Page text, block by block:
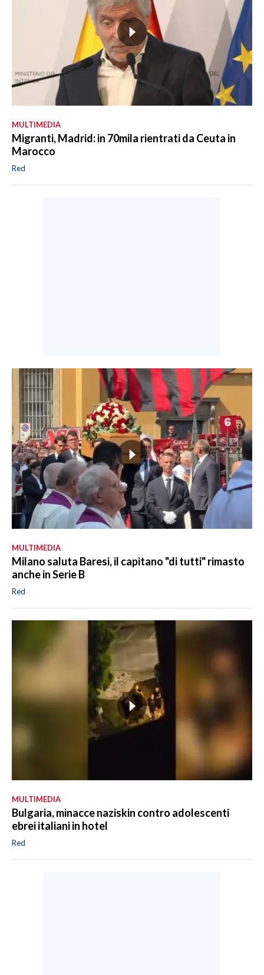
MULTIMEDIA
Migranti, Madrid: in 70mila rientrati da Ceuta in
Marocco
Red
MULTIMEDIA
Milano saluta Baresi, il capitano "di tutti" rimasto
anche in Serie B
Red
MULTIMEDIA
Bulgaria, minacce naziskin contro adolescenti
ebrei italiani in hotel
Red